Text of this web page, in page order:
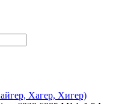
Хагер, Хигер)